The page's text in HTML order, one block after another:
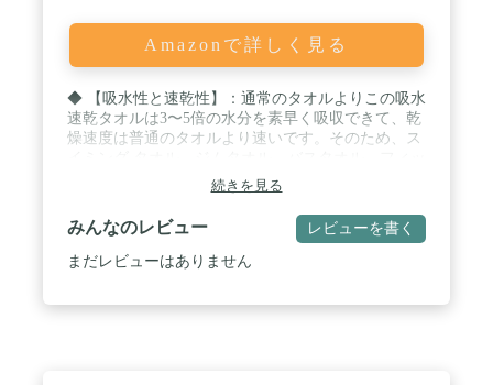
Amazonで詳しく見る
◆ 【吸水性と速乾性】：通常のタオルよりこの吸水
速乾タオルは3〜5倍の水分を素早く吸収できて、乾
燥速度は普通のタオルより速いです。そのため、ス
トネス タオルとしても使用できます。★ / ◆ 【肌
に優しい材料】：この速乾タオルは超低摩擦のマイ
クロファイバー製で、タオルが柔らかくて、敏感肌
の赤ちゃんでも使えます。タオルは肌に優しく植物
染料で染めて、肌に刺激を与えません。 / ◆ 【コン
続きを見る
みんなのレビュー レビューを書く
まだレビューはありません